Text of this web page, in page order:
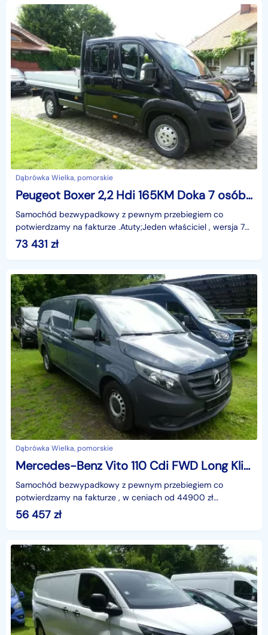
Dąbrówka Wielka, pomorskie
Peugeot Boxer 2,2 Hdi 165KM Doka 7 osób Kamera Navi Poduszki paka 3,3m F. VAT 23
Samochód bezwypadkowy z pewnym przebiegiem co
potwierdzamy na fakturze .Atuty;Jeden właściciel , wersja 7
osobowa , Kamera cofania , klimatyzacja , Poduszki pow
73 431 zł
Dąbrówka Wielka, pomorskie
Mercedes-Benz Vito 110 Cdi FWD Long Klima Kamera cofa BLIS Navi F. VAT-23
Samochód bezwypadkowy z pewnym przebiegiem co
potwierdzamy na fakturze , w ceniach od 44900 zł
NettoAtuty;Jeden właściciel , BLIS , Kamera cofania ,
nawigacja ,
56 457 zł